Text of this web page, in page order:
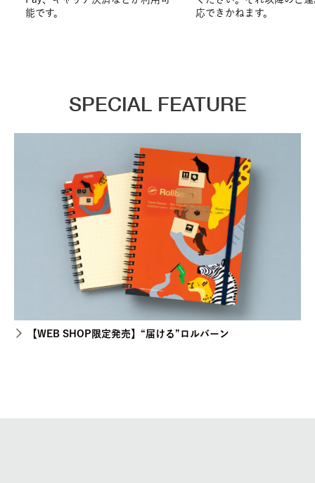
能です。
応できかねます。
SPECIAL FEATURE
【WEB SHOP限定発売】“届ける”ロルバーン